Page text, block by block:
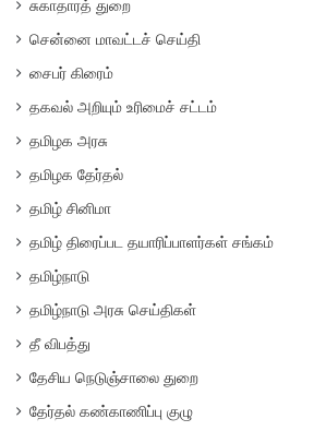
சுகாதாரத் துறை
சென்னை மாவட்டச் செய்தி
சைபர் கிரைம்
தகவல் அறியும் உரிமைச் சட்டம்
தமிழக அரசு
தமிழக தேர்தல்
தமிழ் சினிமா
தமிழ் திரைப்பட தயாரிப்பாளர்கள் சங்கம்
தமிழ்நாடு
தமிழ்நாடு அரசு செய்திகள்
தீ விபத்து
தேசிய நெடுஞ்சாலை துறை
தேர்தல் கண்காணிப்பு குழு